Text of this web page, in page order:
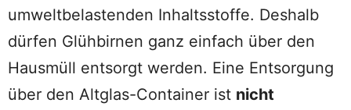
umweltbelastenden Inhaltsstoffe. Deshalb
dürfen Glühbirnen ganz einfach über den
Hausmüll entsorgt werden. Eine Entsorgung
über den Altglas-Container ist nicht